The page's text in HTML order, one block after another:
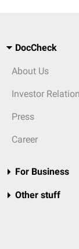
DocCheck
About Us
Investor
Press
Career
For Business
Other stuff